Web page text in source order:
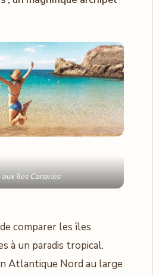
îles Canaries
comparer les îles
à un paradis tropical.
Atlantique Nord au large